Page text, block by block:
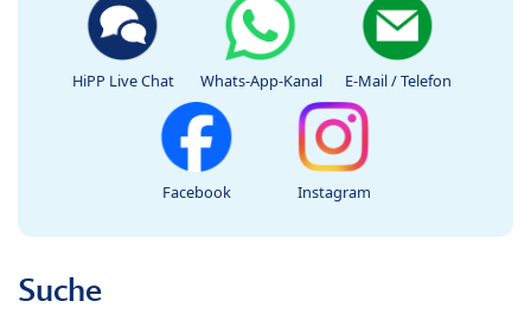
HiPP Live Chat Whats-App-Kanal E-Mail / Telefon
Facebook Instagram
Suche